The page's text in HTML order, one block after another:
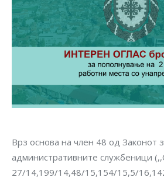
Врз основа на член 48 од Законот
административните службеници
27/14,199/14,48/15,154/15,5/